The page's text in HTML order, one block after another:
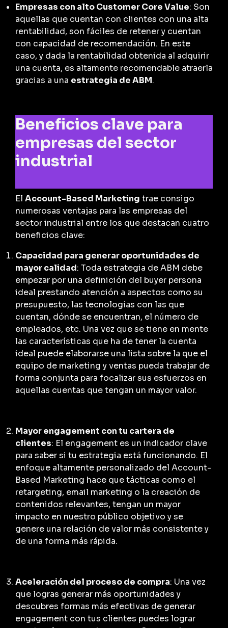
Empresas con alto Customer Core Value: Son
aquellas que cuentan con clientes con una alta
rentabilidad, son fáciles de retener y cuentan
con capacidad de recomendación. En este
caso, y dada la rentabilidad obtenida al adquirir
una cuenta, es altamente recomendable atraerla
gracias a una estrategia de ABM.
Beneficios clave para
empresas del sector
industrial
El Account-Based Marketing trae consigo
numerosas ventajas para las empresas del
sector industrial entre los que destacan cuatro
beneficios clave:
Capacidad para generar oportunidades de
mayor calidad: Toda estrategia de ABM debe
empezar por una definición del buyer persona
ideal prestando atención a aspectos como su
presupuesto, las tecnologías con las que
cuentan, dónde se encuentran, el número de
empleados, etc. Una vez que se tiene en mente
las características que ha de tener la cuenta
ideal puede elaborarse una lista sobre la que el
equipo de marketing y ventas pueda trabajar de
forma conjunta para focalizar sus esfuerzos en
aquellas cuentas que tengan un mayor valor.
Mayor engagement con tu cartera de
clientes: El engagement es un indicador clave
para saber si tu estrategia está funcionando. El
enfoque altamente personalizado del Account-
Based Marketing hace que tácticas como el
retargeting, email marketing o la creación de
contenidos relevantes, tengan un mayor
impacto en nuestro público objetivo y se
genere una relación de valor más consistente y
de una forma más rápida.
Aceleración del proceso de compra: Una vez
que logras generar más oportunidades y
descubres formas más efectivas de generar
engagement con tus clientes puedes lograr